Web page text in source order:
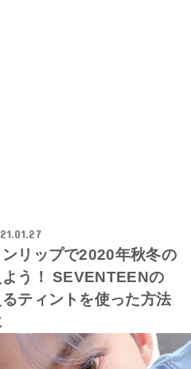
リップで2020年秋冬の
う！ SEVENTEENの
ティントを使った方法